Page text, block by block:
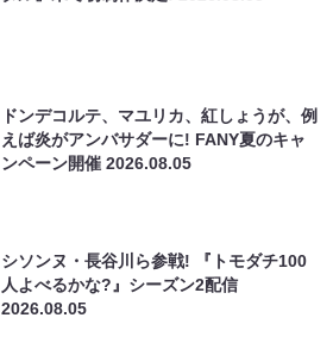
ドンデコルテ、マユリカ、紅しょうが、例
えば炎がアンバサダーに! FANY夏のキャ
ンペーン開催2026.08.05
シソンヌ・長谷川ら参戦! 『トモダチ100
人よべるかな?』シーズン2配信
2026.08.05